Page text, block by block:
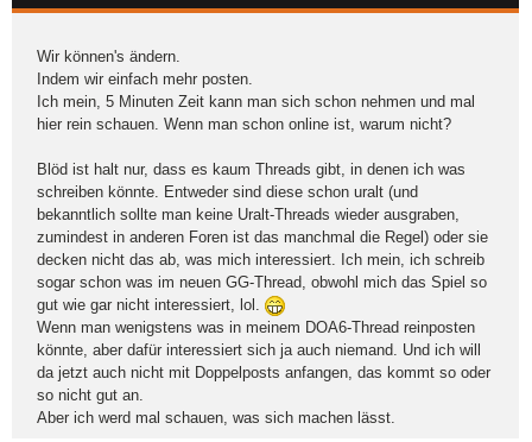
Wir können's ändern.
Indem wir einfach mehr posten.
Ich mein, 5 Minuten Zeit kann man sich schon nehmen und mal
hier rein schauen. Wenn man schon online ist, warum nicht?
Blöd ist halt nur, dass es kaum Threads gibt, in denen ich was
schreiben könnte. Entweder sind diese schon uralt (und
bekanntlich sollte man keine Uralt-Threads wieder ausgraben,
zumindest in anderen Foren ist das manchmal die Regel) oder sie
decken nicht das ab, was mich interessiert. Ich mein, ich schreib
sogar schon was im neuen GG-Thread, obwohl mich das Spiel so
gut wie gar nicht interessiert, lol.
Wenn man wenigstens was in meinem DOA6-Thread reinposten
könnte, aber dafür interessiert sich ja auch niemand. Und ich will
da jetzt auch nicht mit Doppelposts anfangen, das kommt so oder
so nicht gut an.
Aber ich werd mal schauen, was sich machen lässt.